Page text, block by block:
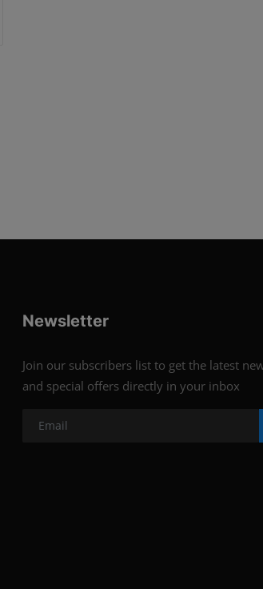
Newsletter
Join our subscribers list to get the latest
and special offers directly in your inbox